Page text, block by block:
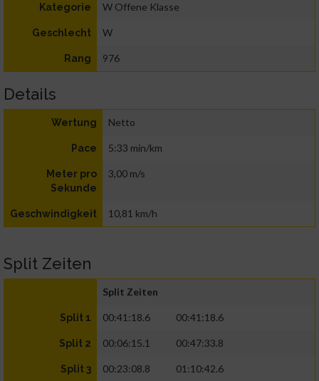
Kategorie W Offene Klasse
Geschlecht W
Rang 976
Details
Wertung Netto
Pace 5:33 min/km
Meter pro
Sekunde
3,00 m/s
Geschwindigkeit 10,81 km/h
Split Zeiten
Split Zeiten
Split 1 00:41:18.6 00:41:18.6
Split 2 00:06:15.1 00:47:33.8
Split 3 00:23:08.8 01:10:42.6